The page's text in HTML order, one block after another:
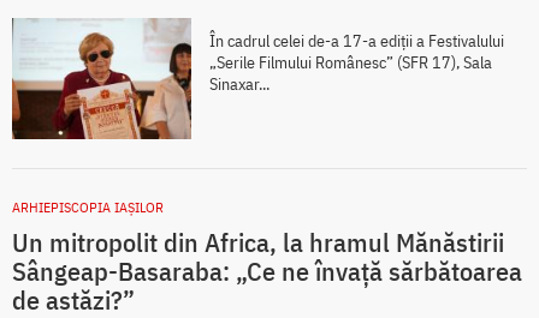
În cadrul celei de-a 17-a ediții a Festivalului
„Serile Filmului Românesc” (SFR 17), Sala
Sinaxar...
ARHIEPISCOPIA IAŞILOR
Un mitropolit din Africa, la hramul Mănăstirii
Sângeap-Basaraba: „Ce ne învață sărbătoarea
de astăzi?”